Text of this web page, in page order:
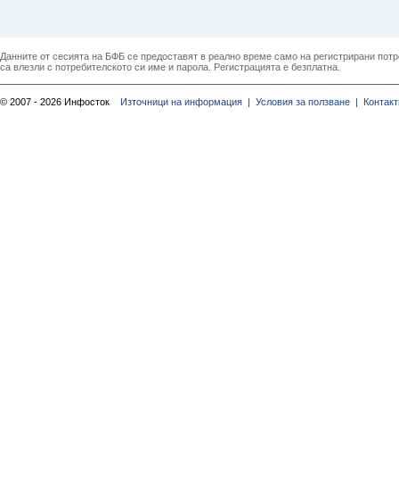
Данните от сесията на БФБ се предоставят в реално време само на регистрирани
са влезли с потребителското си име и парола. Регистрацията е безплатна.
© 2007 - 2026 Инфосток Източници на информация | Условия за ползване |